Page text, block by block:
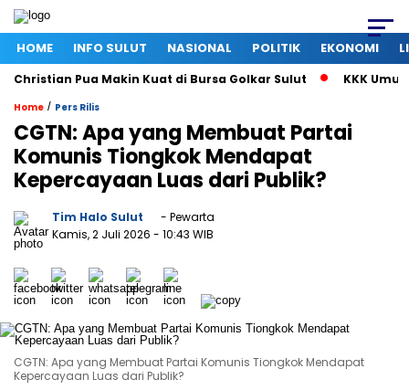
HOME INFO SULUT NASIONAL POLITIK EKONOMI
Pua Makin Kuat di Bursa Golkar Sulut KKK
Home / Pers Rilis
CGTN: Apa yang Membuat Partai
Komunis Tiongkok Mendapat
Kepercayaan Luas dari Publik?
Tim Halo Sulut
- Pewarta
Kamis, 2 Juli 2026 - 10:43 WIB
CGTN: Apa yang Membuat Partai Komunis Tiongkok Mendapat
Kepercayaan Luas dari Publik?